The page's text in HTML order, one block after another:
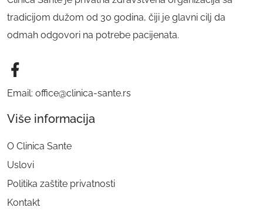
tradicijom dužom od 30 godina, čiji je glavni cilj da
odmah odgovori na potrebe pacijenata.
Email: office@clinica-sante.rs
Više informacija
O Clinica Sante
Uslovi
Politika zaštite privatnosti
Kontakt